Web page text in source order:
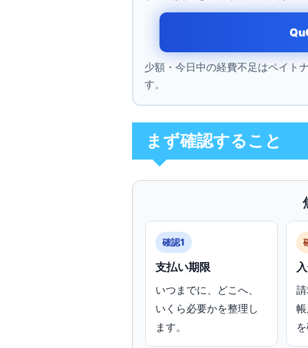
少額・今日中の経費不足はペイト
す。
まず確認すること
確認1
支払い期限
いつまでに、どこへ、
いくら必要かを整理し
ます。